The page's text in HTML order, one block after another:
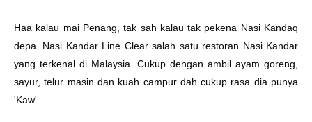
Haa kalau mai Penang, tak sah kalau tak pekena Nasi Kandaq
depa. Nasi Kandar Line Clear salah satu restoran Nasi Kandar
yang terkenal di Malaysia. Cukup dengan ambil ayam goreng,
sayur, telur masin dan kuah campur dah cukup rasa dia punya
'Kaw' .